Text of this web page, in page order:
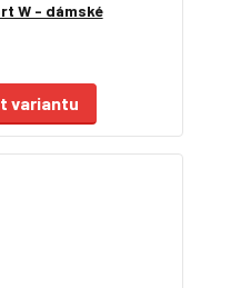
W - dámské
variantu